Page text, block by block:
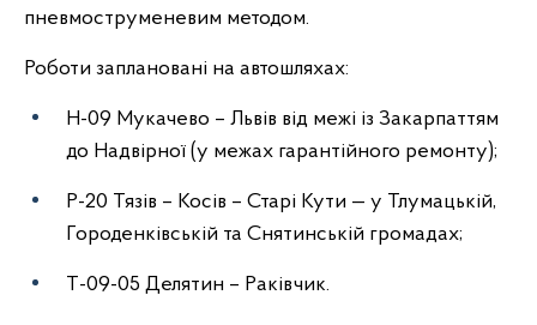
пневмоструменевим методом.
Роботи заплановані на автошляхах:
Н-09 Мукачево – Львів від межі із Закарпаттям
до Надвірної (у межах гарантійного ремонту);
Р-20 Тязів – Косів – Старі Кути — у Тлумацькій,
Городенківській та Снятинській громадах;
Т-09-05 Делятин – Раківчик.